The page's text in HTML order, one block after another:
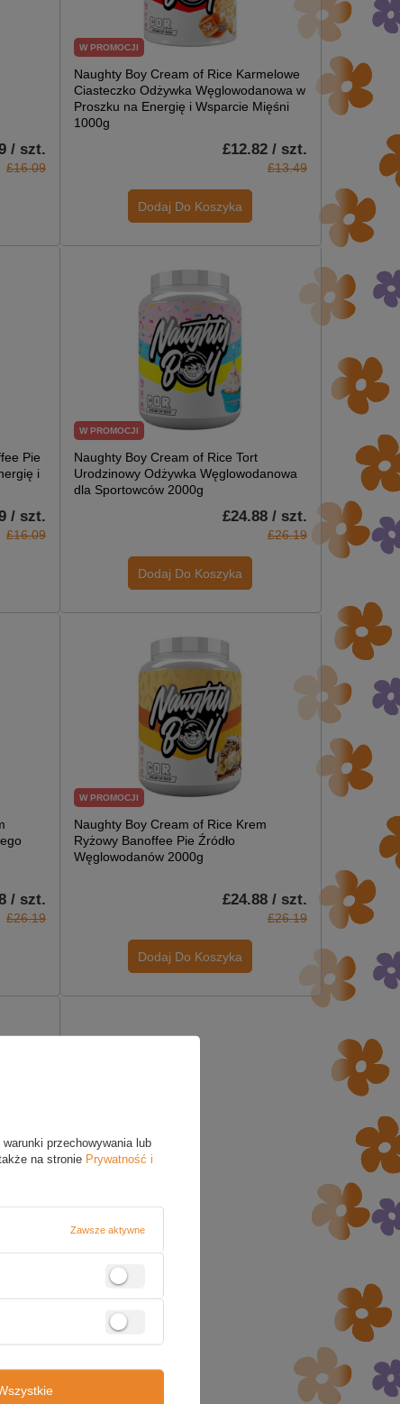
/ szt.
£16.09
W PROMOCJI
Naughty Boy Cream of Rice Karmelowe
Ciasteczko Odżywka Węglowodanowa w
Proszku na Energię i Wsparcie Mięśni
1000g
£12.82 / szt.
£13.49
Dodaj Do Koszyka
Pie
i
/ szt.
£16.09
W PROMOCJI
Naughty Boy Cream of Rice Tort
Urodzinowy Odżywka Węglowodanowa
dla Sportowców 2000g
£24.88 / szt.
£26.19
Dodaj Do Koszyka
/ szt.
£26.19
W PROMOCJI
Naughty Boy Cream of Rice Krem
Ryżowy Banoffee Pie Źródło
Węglowodanów 2000g
£24.88 / szt.
£26.19
Dodaj Do Koszyka
warunki przechowywania lub
na stronie Prywatność i
Zawsze aktywne